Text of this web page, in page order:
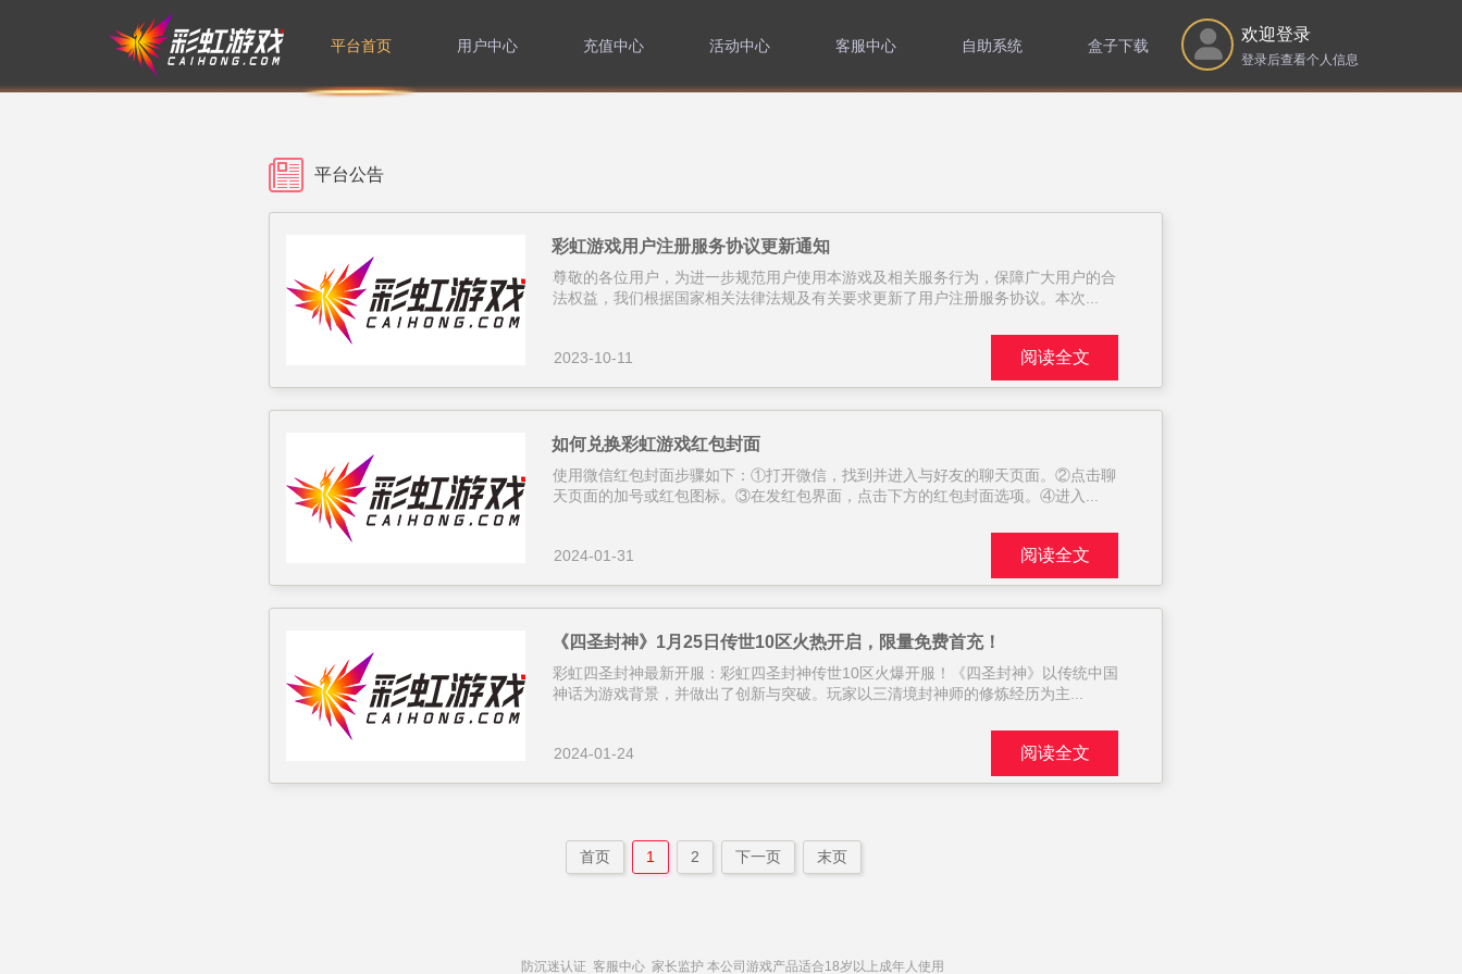
平台首页 用户中心 充值中心 活动中心 客服中心 自助系统 盒子下载
欢迎登录
登录后查看个人信息
平台公告
彩虹游戏用户注册服务协议更新通知
尊敬的各位用户，为进一步规范用户使用本游戏及相关服务行为，保障广大用户的合
法权益，我们根据国家相关法律法规及有关要求更新了用户注册服务协议。本次...
2023-10-11 阅读全文
如何兑换彩虹游戏红包封面
使用微信红包封面步骤如下：①打开微信，找到并进入与好友的聊天页面。②点击聊
天页面的加号或红包图标。③在发红包界面，点击下方的红包封面选项。④进入...
2024-01-31 阅读全文
《四圣封神》1月25日传世10区火热开启，限量免费首充！
彩虹四圣封神最新开服：彩虹四圣封神传世10区火爆开服！《四圣封神》以传统中国
神话为游戏背景，并做出了创新与突破。玩家以三清境封神师的修炼经历为主...
2024-01-24 阅读全文
首页 1 2 下一页 末页
防沉迷认证 客服中心 家长监护 本公司游戏产品适合18岁以上成年人使用